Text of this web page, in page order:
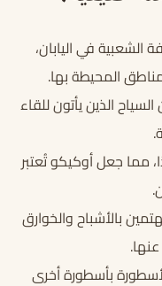
في اليابان،
المحيطة بها.
الذين يأتون للقاء
مما جعل أوكيكو تُعتبر
بالأشباح والخوارق
بأسطورة أخرى